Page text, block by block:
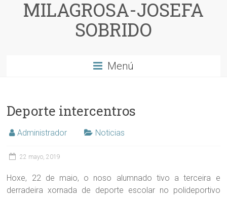
MILAGROSA-JOSEFA
SOBRIDO
Menú
Deporte intercentros
Administrador Noticias
22 mayo, 2019
Hoxe, 22 de maio, o noso alumnado tivo a terceira e
derradeira xornada de deporte escolar no polideportivo